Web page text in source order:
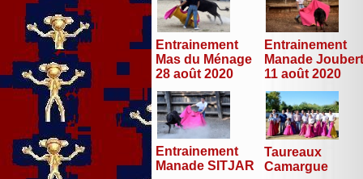
Entrainement
Mas du Ménage
28 août 2020
Entrainement
Manade Joubert
11 août 2020
Entrainement
Manade SITJAR
Taureaux
Camargue